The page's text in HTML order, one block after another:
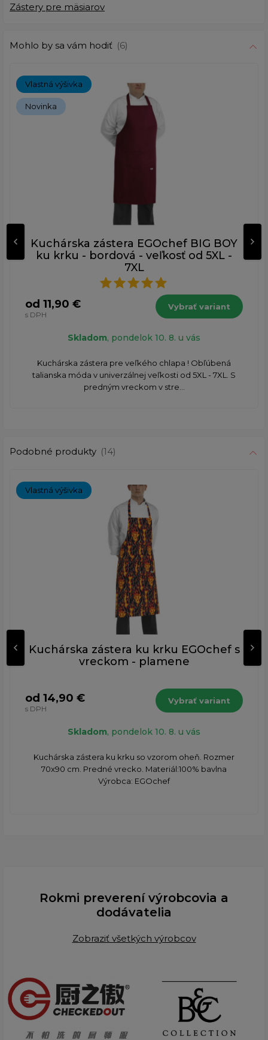
Zástery pre mäsiarov
Mohlo by sa vám hodiť (6)
Vlastná výšivka
Novinka
Kuchárska zástera EGOchef BIG BOY
ku krku - bordová - veľkosť od 5XL -
7XL
od 11,90 €
s DPH
Vybrať variant
Skladom, pondelok 10. 8. u vás
Kuchárska zástera pre veľkého chlapa ! Obľúbená
talianska móda v univerzálnej veľkosti od 5XL - 7XL. S
predným vreckom v stre...
Podobné produkty (14)
Vlastná výšivka
Kuchárska zástera ku krku EGOchef s
vreckom - plamene
od 14,90 €
s DPH
Vybrať variant
Skladom, pondelok 10. 8. u vás
Kuchárska zástera ku krku so vzorom oheň. Rozmer
70x90 cm. Predné vrecko. Materiál:100% bavlna
Výrobca: EGOchef
Rokmi preverení výrobcovia a
dodávatelia
Zobraziť všetkých výrobcov